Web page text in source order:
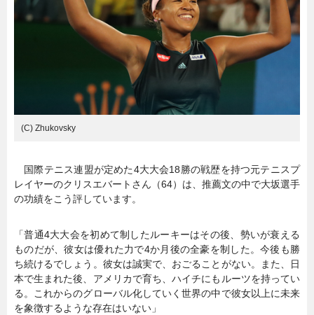
(C) Zhukovsky
国際テニス連盟が定めた4大大会18勝の戦歴を持つ元テニスプ
レイヤーのクリスエバートさん（64）は、推薦文の中で大坂選手
の功績をこう評しています。
「普通4大大会を初めて制したルーキーはその後、勢いが衰える
ものだが、彼女は優れた力で4か月後の全豪を制した。今後も勝
ち続けるでしょう。彼女は誠実で、おごることがない。また、日
本で生まれた後、アメリカで育ち、ハイチにもルーツを持ってい
る。これからのグローバル化していく世界の中で彼女以上に未来
を象徴するような存在はいない」